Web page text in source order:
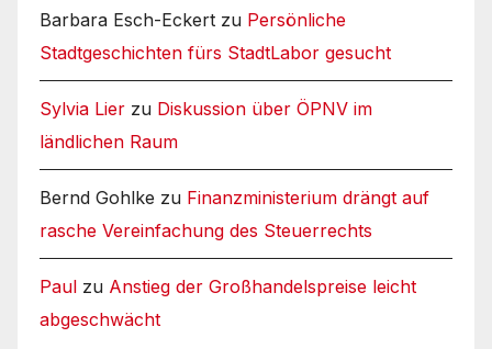
Barbara Esch-Eckert zu Persönliche
Stadtgeschichten fürs StadtLabor gesucht
Sylvia Lier zu Diskussion über ÖPNV im
ländlichen Raum
Bernd Gohlke zu Finanzministerium drängt auf
rasche Vereinfachung des Steuerrechts
Paul zu Anstieg der Großhandelspreise leicht
abgeschwächt